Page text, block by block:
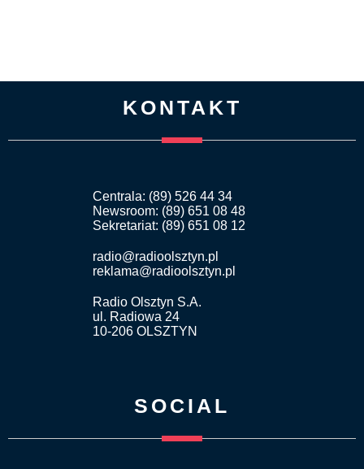
KONTAKT
Centrala: (89) 526 44 34
Newsroom: (89) 651 08 48
Sekretariat: (89) 651 08 12
radio@radioolsztyn.pl
reklama@radioolsztyn.pl
Radio Olsztyn S.A.
ul. Radiowa 24
10-206 OLSZTYN
SOCIAL